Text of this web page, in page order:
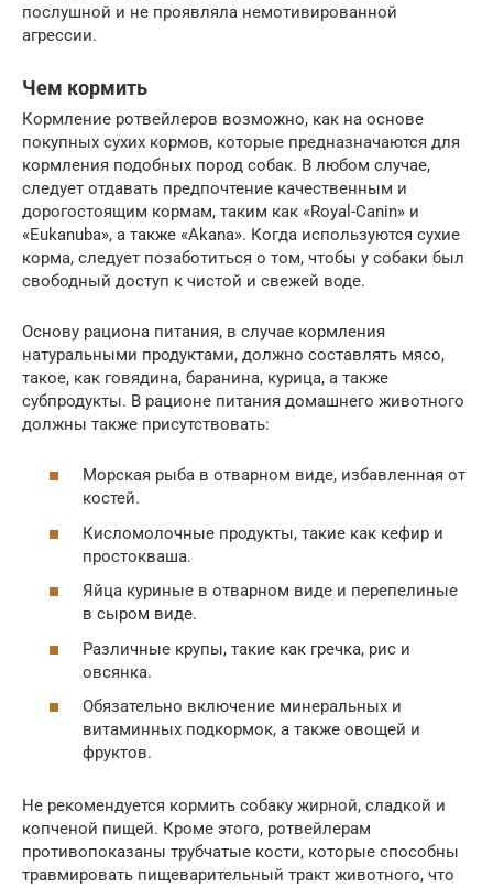
послушной и не проявляла немотивированной
агрессии.
Чем кормить
Кормление ротвейлеров возможно, как на основе
покупных сухих кормов, которые предназначаются для
кормления подобных пород собак. В любом случае,
следует отдавать предпочтение качественным и
дорогостоящим кормам, таким как «Royal-Canin» и
«Eukanuba», а также «Akana». Когда используются сухие
корма, следует позаботиться о том, чтобы у собаки был
свободный доступ к чистой и свежей воде.
Основу рациона питания, в случае кормления
натуральными продуктами, должно составлять мясо,
такое, как говядина, баранина, курица, а также
субпродукты. В рационе питания домашнего животного
должны также присутствовать:
Морская рыба в отварном виде, избавленная от
костей.
Кисломолочные продукты, такие как кефир и
простокваша.
Яйца куриные в отварном виде и перепелиные
в сыром виде.
Различные крупы, такие как гречка, рис и
овсянка.
Обязательно включение минеральных и
витаминных подкормок, а также овощей и
фруктов.
Не рекомендуется кормить собаку жирной, сладкой и
копченой пищей. Кроме этого, ротвейлерам
противопоказаны трубчатые кости, которые способны
травмировать пищеварительный тракт животного, что